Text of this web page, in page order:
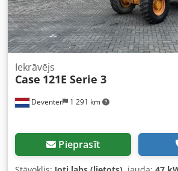
Deventer 1 291 km
Iekrāvējs
Case 121E Serie 3
Pieprasīt